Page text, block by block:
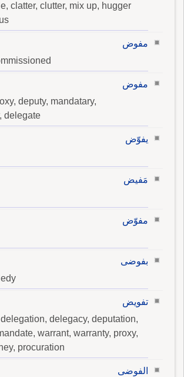
clatter, clutter, mix up, hugger
مفوض
مفوض
deputy, mandatary,
delegate
يفوّض
مَفيض
مفوّض
بفوضى
تفويض
delegacy, deputation,
warrant, warranty, proxy,
procuration
الفوضى